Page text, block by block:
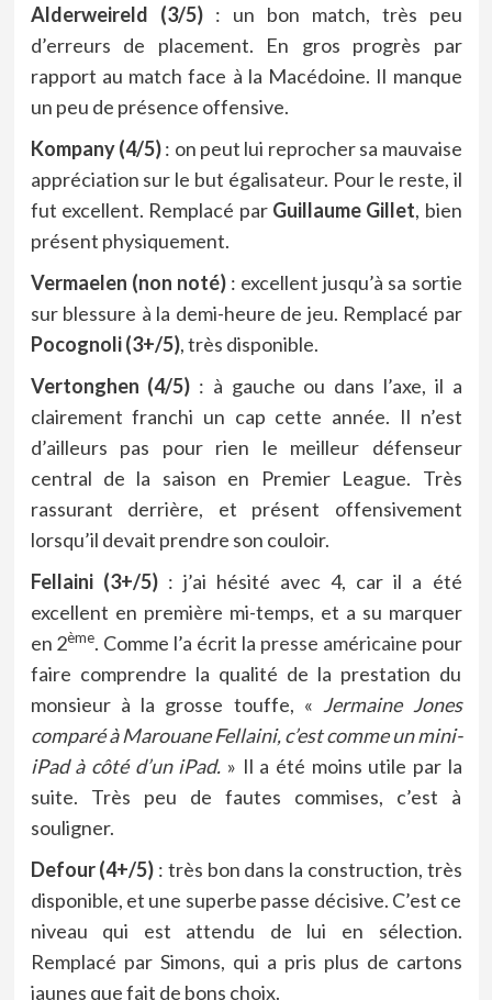
Alderweireld (3/5): un bon match, très peu
d’erreurs de placement. En gros progrès par
rapport au match face à la Macédoine. Il manque
un peu de présence offensive.
Kompany (4/5): on peut lui reprocher sa mauvaise
appréciation sur le but égalisateur. Pour le reste, il
fut excellent. Remplacé par Guillaume Gillet, bien
présent physiquement.
Vermaelen (non noté): excellent jusqu’à sa sortie
sur blessure à la demi-heure de jeu. Remplacé par
Pocognoli (3+/5), très disponible.
Vertonghen (4/5) : à gauche ou dans l’axe, il a
clairement franchi un cap cette année. Il n’est
d’ailleurs pas pour rien le meilleur défenseur
central de la saison en Premier League. Très
rassurant derrière, et présent offensivement
lorsqu’il devait prendre son couloir.
Fellaini (3+/5): j’ai hésité avec 4, car il a été
excellent en première mi-temps, et a su marquer
en 2ème. Comme l’a écrit la presse américaine pour
faire comprendre la qualité de la prestation du
monsieur à la grosse touffe, « Jermaine Jones
comparé à Marouane Fellaini, c’est comme un mini-
iPad à côté d’un iPad. » Il a été moins utile par la
suite. Très peu de fautes commises, c’est à
souligner.
Defour (4+/5) : très bon dans la construction, très
disponible, et une superbe passe décisive. C’est ce
niveau qui est attendu de lui en sélection.
Remplacé par Simons, qui a pris plus de cartons
jaunes que fait de bons choix.